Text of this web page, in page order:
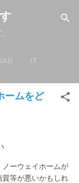
に移動
IT
ームをど
ーウェイホームが
等が悪いかもしれ